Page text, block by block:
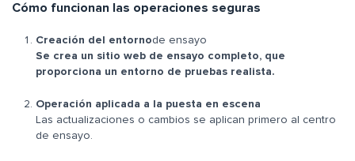
Cómo funcionan las operaciones seguras
Creación del entornode ensayo
Se crea un sitio web de ensayo completo, que
proporciona un entorno de pruebas realista.
Operación aplicada a la puesta en escena
Las actualizaciones o cambios se aplican primero al centro
de ensayo.